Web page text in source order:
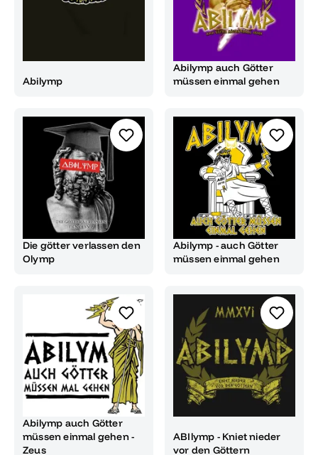
Abilymp
Abilymp auch Götter
müssen einmal gehen
Die götter verlassen den
Olymp
Abilymp - auch Götter
müssen einmal gehen
Abilymp auch Götter
müssen einmal gehen -
Zeus
ABIlymp - Kniet nieder
vor den Göttern